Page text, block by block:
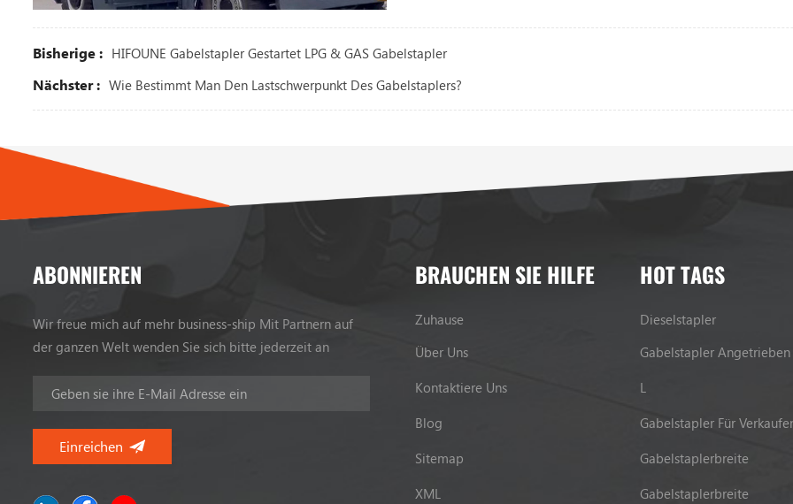
Bisherige : HIFOUNE Gabelstapler Gestartet LPG & GAS Gabelstapler
Nächster : Wie Bestimmt Man Den Lastschwerpunkt Des Gabelstaplers?
ABONNIEREN
Wir freue mich auf mehr business-ship Mit Partnern auf
der ganzen Welt wenden Sie sich bitte jederzeit an
BRAUCHEN SIE HILFE
Zuhause
Über Uns
Kontaktiere Uns
Blog
Sitemap
XML
HOT TAGS
Dieselstapler
Gabelstapler Angetrieben
L
Gabelstapler Für
Gabelstaplerbreite
Gabelstaplerbreite